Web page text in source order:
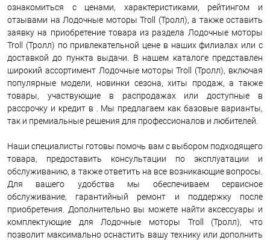
ознакомиться с ценами, характеристиками, рейтингом и
отзывами на Лодочные моторы Troll (Тролл), а также оставить
заявку на приобретение товара из раздела Лодочные моторы
Troll (Тролл) по привлекательной цене в наших филиалах или с
доставкой до пункта выдачи. В нашем каталоге представлен
широкий ассортимент Лодочные моторы Troll (Тролл), включая
популярные модели, новинки сезона, хиты продаж, а также
товары, участвующие в распродажах или доступные в
рассрочку и кредит в . Мы предлагаем как базовые варианты,
так и премиальные решения для профессионалов и любителей.
Наши специалисты готовы помочь вам с выбором подходящего
товара, предоставить консультации по эксплуатации и
обслуживанию, а также ответить на все возникающие вопросы.
Для вашего удобства мы обеспечиваем сервисное
обслуживание, гарантийный ремонт и поддержку после
приобретения. Дополнительно вы можете найти аксессуары и
комплектующие для Лодочные моторы Troll (Тролл), что
позволит максимально оснастить вашу технику или дополнить